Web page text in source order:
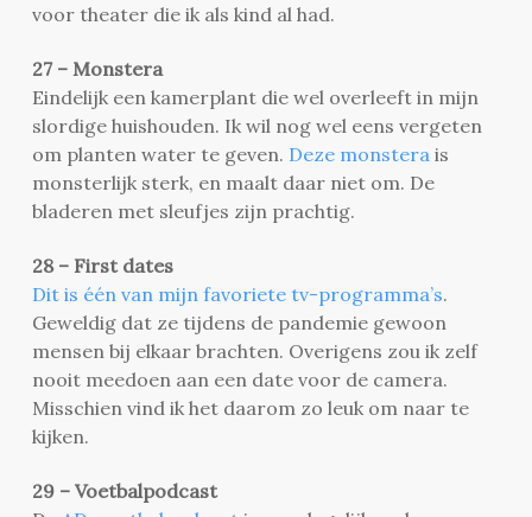
voor theater die ik als kind al had.
27 – Monstera
Eindelijk een kamerplant die wel overleeft in mijn
slordige huishouden. Ik wil nog wel eens vergeten
om planten water te geven. Deze monsterais
monsterlijk sterk, en maalt daar niet om. De
bladeren met sleufjes zijn prachtig.
28 – First dates
Dit is één van mijn favoriete tv-programma’s.
Geweldig dat ze tijdens de pandemie gewoon
mensen bij elkaar brachten. Overigens zou ik zelf
nooit meedoen aan een date voor de camera.
Misschien vind ik het daarom zo leuk om naar te
kijken.
29 – Voetbalpodcast